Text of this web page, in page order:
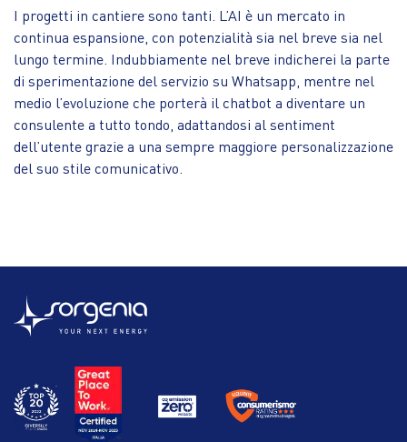
I progetti in cantiere sono tanti. L’AI è un mercato in
continua espansione, con potenzialità sia nel breve sia nel
lungo termine. Indubbiamente nel breve indicherei la parte
di sperimentazione del servizio su Whatsapp, mentre nel
medio l’evoluzione che porterà il chatbot a diventare un
consulente a tutto tondo, adattandosi al sentiment
dell’utente grazie a una sempre maggiore personalizzazione
del suo stile comunicativo.